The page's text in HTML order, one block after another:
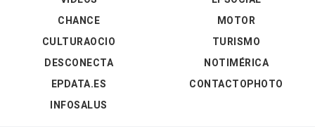
CHANCE
CULTURAOCIO
DESCONECTA
EPDATA.ES
INFOSALUS
MOTOR
TURISMO
NOTIMÉRICA
CONTACTOPHOTO